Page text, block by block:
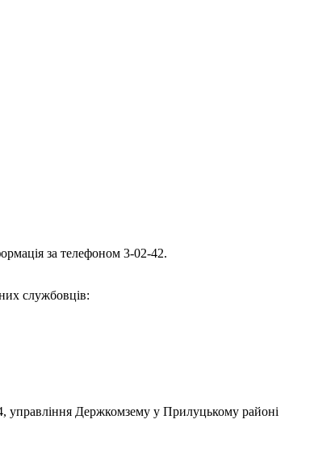
за телефоном 3-02-42.
службовців:
управління Держкомзему у Прилуцькому районі